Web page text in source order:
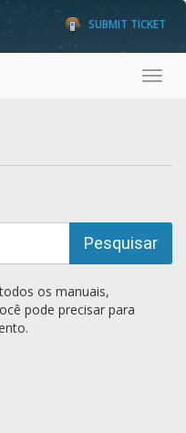
SUBMIT TICKET
os manuais,
pode precisar para